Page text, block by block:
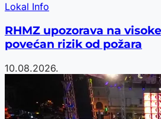
Lokal Info
RHMZ upozorava na
povećan rizik od požara
10.08.2026.